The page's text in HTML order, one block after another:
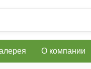
О компании